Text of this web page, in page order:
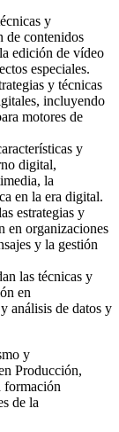
y
de contenidos
edición de vídeo
especiales.
y técnicas
incluyendo
motores de
y
digital,
la
en la era digital.
estrategias y
en organizaciones
y la gestión
las técnicas y
en
análisis de datos y
y
Producción,
formación
de la